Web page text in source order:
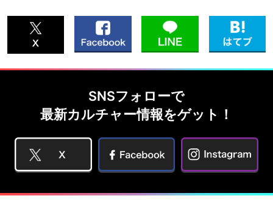
SNSフォローで
最新カルチャー情報をゲット！